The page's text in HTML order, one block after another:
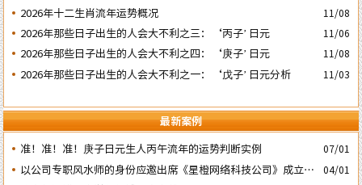
2026年十二生肖流年运势概况 11/08
2026年那些日子出生的人会大不利之三：‘丙子’ 日元 11/06
2026年那些日子出生的人会大不利之四：‘庚子’ 日元 11/08
2026年那些日子出生的人会大不利之一：‘戊子’ 日元分析 11/03
最新案例
准！准！准！庚子日元生人丙午流年的运势判断实例
07/01
以公司专职风水师的身份应邀出席《星橙网络科技公司》成立5
04/01